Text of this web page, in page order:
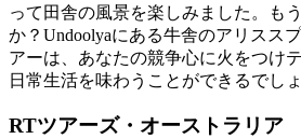
って田舎の風景を楽しみました。も
か？Undoolyaにある牛舎のアリスス
アーは、あなたの競争心に火をつけ
日常生活を味わうことができるでしょ
RTツアーズ・オーストラリア